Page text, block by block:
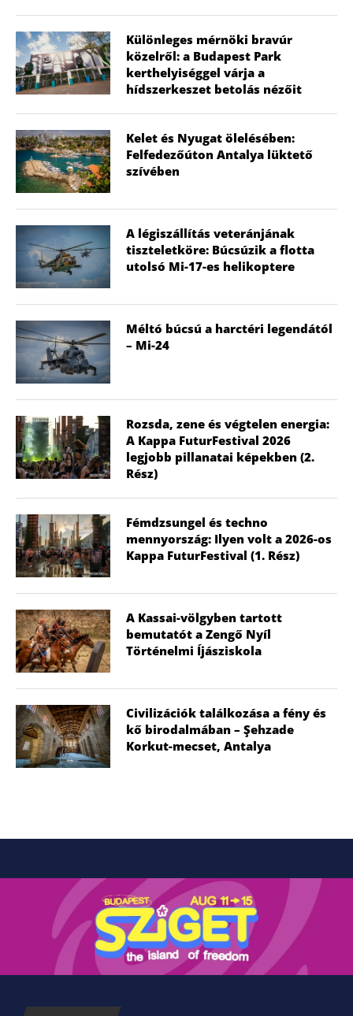
Különleges mérnöki bravúr
közelről: a Budapest Park
kerthelyiséggel várja a
hídszerkeszet betolás nézőit
Kelet és Nyugat ölelésében:
Felfedezőúton Antalya lüktető
szívében
A légiszállítás veteránjának
tiszteletköre: Búcsúzik a flotta
utolsó Mi-17-es helikoptere
Méltó búcsú a harctéri legendától
– Mi-24
Rozsda, zene és végtelen energia:
A Kappa FuturFestival 2026
legjobb pillanatai képekben (2.
Rész)
Fémdzsungel és techno
mennyország: Ilyen volt a 2026-os
Kappa FuturFestival (1. Rész)
A Kassai-völgyben tartott
bemutatót a Zengő Nyíl
Történelmi Íjásziskola
Civilizációk találkozása a fény és
kő birodalmában – Şehzade
Korkut-mecset, Antalya